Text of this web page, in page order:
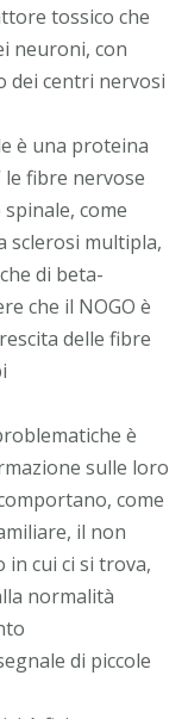
tossico che
neuroni, con
dei centri nervosi
è una proteina
fibre nervose
come
sclerosi multipla,
di beta-
che il NOGO è
delle fibre
è
sulle loro
come
il non
in cui ci si trova,
normalità
di piccole